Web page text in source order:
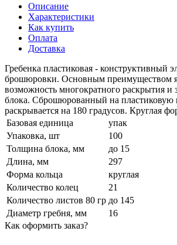
Описание
Характеристики
Как купить
Оплата
Доставка
Гребенка пластиковая - конструктивный
брошюровки. Основным преимуществом
возможность многократного раскрытия и
блока. Сброшюрованный на пластиковую
раскрывается на 180 градусов. Круглая
Базовая единица
упак
Упаковка, шт
100
Толщина блока, мм
до 15
Длина, мм
297
Форма кольца
круглая
Количество колец
21
Количество листов 80 гр до 145
Диаметр гребня, мм
16
Как оформить заказ?